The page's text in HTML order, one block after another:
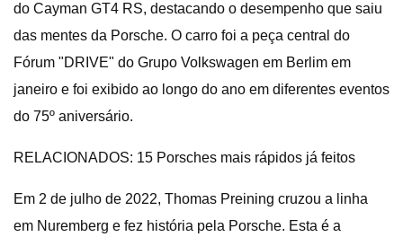
do Cayman GT4 RS, destacando o desempenho que saiu
das mentes da Porsche. O carro foi a peça central do
Fórum "DRIVE" do Grupo Volkswagen em Berlim em
janeiro e foi exibido ao longo do ano em diferentes eventos
do 75º aniversário.
RELACIONADOS: 15 Porsches mais rápidos já feitos
Em 2 de julho de 2022, Thomas Preining cruzou a linha
em Nuremberg e fez história pela Porsche. Esta é a